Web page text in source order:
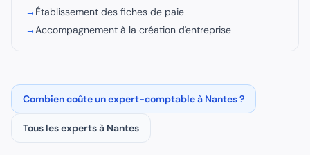
→ Établissement des fiches de paie
→Accompagnement à la création d'entreprise
Combien coûte unexpert-comptableà Nantes?
Tous les experts à Nantes